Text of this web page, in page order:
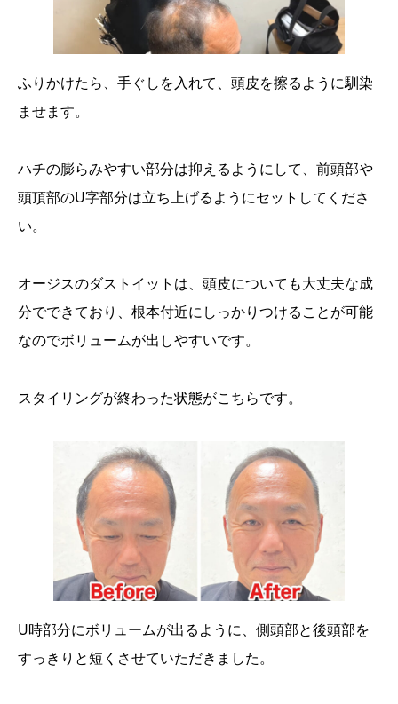
ふりかけたら、手ぐしを入れて、頭皮を擦るように馴染
ませます。
ハチの膨らみやすい部分は抑えるようにして、前頭部や
頭頂部のU字部分は立ち上げるようにセットしてくださ
い。
オージスのダストイットは、頭皮についても大丈夫な成
分でできており、根本付近にしっかりつけることが可能
なのでボリュームが出しやすいです。
スタイリングが終わった状態がこちらです。
U時部分にボリュームが出るように、側頭部と後頭部を
すっきりと短くさせていただきました。